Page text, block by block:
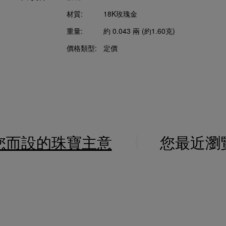
材質:
18K玫瑰金
重量:
約 0.043 兩 (約1.60克)
價格類型:
定價
而設的珠寶主意 您最近瀏